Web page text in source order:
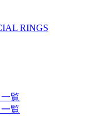
RINGS
覧
覧